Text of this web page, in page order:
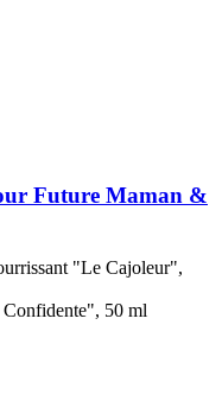
Future Maman &
"Le Cajoleur",
Confidente", 50 ml